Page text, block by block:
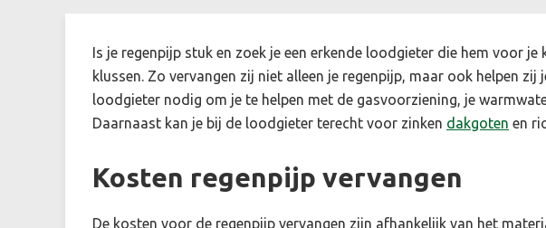
Is je regenpijp stuk en zoek je een erkende loodgieter die hem voor
klussen. Zo vervangen zij niet alleen je regenpijp, maar ook helpen zij
loodgieter nodig om je te helpen met de gasvoorziening, je
Daarnaast kan je bij de loodgieter terecht voor zinken dakgoten en
Kosten regenpijp vervangen
De kosten voor de regenpijp vervangen zijn afhankelijk van het